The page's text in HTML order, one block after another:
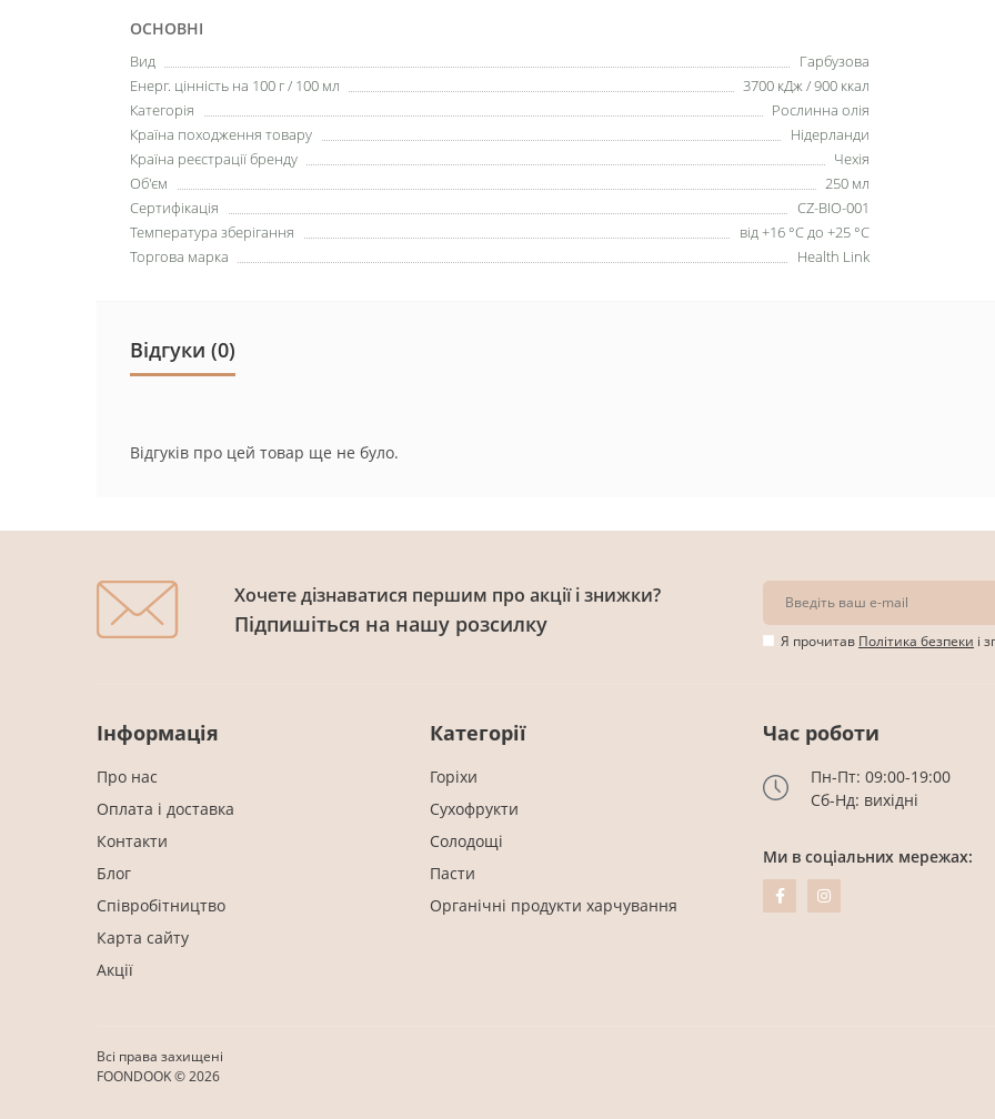
ОСНОВНІ
Вид
Гарбузова
Енерг. цінність на 100 г / 100 мл
3700 кДж / 900 ккал
Категорія
Рослинна олія
Країна походження товару
Нідерланди
Країна реєстрації бренду
Чехія
Об'єм
250 мл
Сертифікація
CZ-BIO-001
Температура зберігання
від +16 °C до +25 °C
Торгова марка
Health Link
Відгуки (0)
Відгуків про цей товар ще не було.
Хочете дізнаватися першим про акції і знижки?
Підпишіться на нашу розсилку
Я прочитав Політика безпеки і
Інформація
Про нас
Оплата і доставка
Контакти
Блог
Співробітництво
Карта сайту
Акції
Категорії
Горіхи
Cухофрукти
Солодощі
Пасти
Органічні продукти харчування
Час роботи
Пн-Пт: 09:00-19:00
Сб-Нд: вихідні
Ми в соціальних мережах:
Всі права захищені
FOONDOOK © 2026